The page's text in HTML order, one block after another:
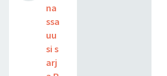
na
ssa
uu
si s
arj